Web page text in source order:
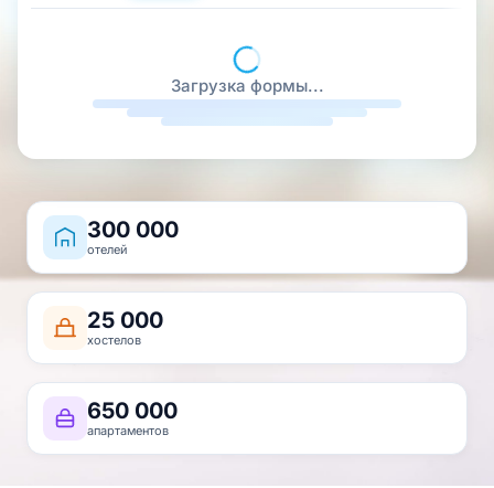
Загрузка формы...
300 000
отелей
25 000
хостелов
650 000
апартаментов